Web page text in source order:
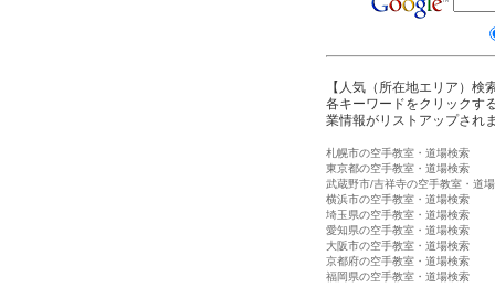
【人気（所在地エリア）検
各キーワードをクリックす
業情報がリストアップされ
札幌市の空手教室・道場検索
東京都の空手教室・道場検索
武蔵野市/吉祥寺の空手教室・道
横浜市の空手教室・道場検索
埼玉県の空手教室・道場検索
愛知県の空手教室・道場検索
大阪市の空手教室・道場検索
京都府の空手教室・道場検索
福岡県の空手教室・道場検索